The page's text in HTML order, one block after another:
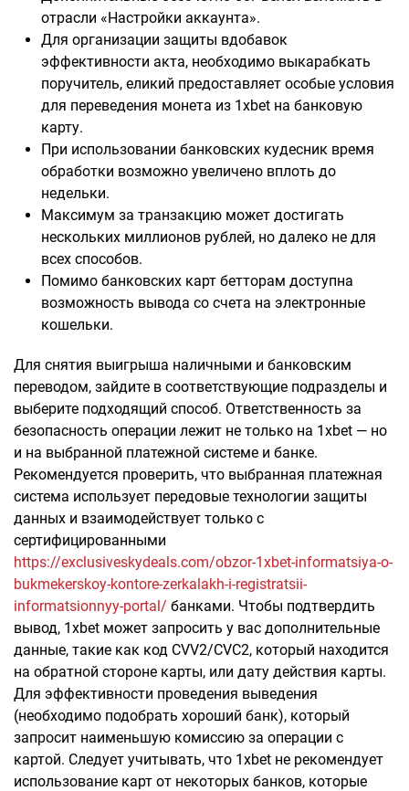
отрасли «Настройки аккаунта».
Для организации защиты вдобавок
эффективности акта, необходимо выкарабкать
поручитель, еликий предоставляет особые условия
для переведения монета из 1xbet на банковую
карту.
При использовании банковских кудесник время
обработки возможно увеличено вплоть до
недельки.
Максимум за транзакцию может достигать
нескольких миллионов рублей, но далеко не для
всех способов.
Помимо банковских карт бетторам доступна
возможность вывода со счета на электронные
кошельки.
Для снятия выигрыша наличными и банковским
переводом, зайдите в соответствующие подразделы и
выберите подходящий способ. Ответственность за
безопасность операции лежит не только на 1xbet — но
и на выбранной платежной системе и банке.
Рекомендуется проверить, что выбранная платежная
система использует передовые технологии защиты
данных и взаимодействует только с
сертифицированными
https://exclusiveskydeals.com/obzor-1xbet-informatsiya-o-
bukmekerskoy-kontore-zerkalakh-i-registratsii-
informatsionnyy-portal/ банками. Чтобы подтвердить
вывод, 1xbet может запросить у вас дополнительные
данные, такие как код CVV2/CVC2, который находится
на обратной стороне карты, или дату действия карты.
Для эффективности проведения выведения
(необходимо подобрать хороший банк), который
запросит наименьшую комиссию за операции с
картой. Следует учитывать, что 1xbet не рекомендует
использование карт от некоторых банков, которые